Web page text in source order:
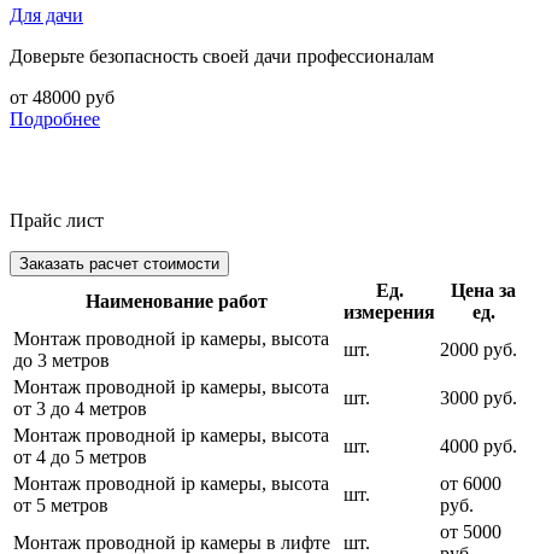
Для дачи
Доверьте безопасность своей дачи профессионалам
от 48000 руб
Подробнее
Прайс лист
Заказать расчет стоимости
Наименование работ
Ед.
измерения
Цена за
ед.
Монтаж проводной ip камеры, высота
до 3 метров
шт.
2000 руб.
Монтаж проводной ip камеры, высота
от 3 до 4 метров
шт.
3000 руб.
Монтаж проводной ip камеры, высота
от 4 до 5 метров
шт.
4000 руб.
Монтаж проводной ip камеры, высота
от 5 метров
шт.
от 6000
руб.
Монтаж проводной ip камеры в лифте
шт.
от 5000